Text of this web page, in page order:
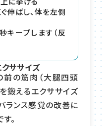
伸ばし、体を左側
キープします（反
ササイズ
前の筋肉（大腿四頭
鍛えるエクササイズ
ランス感覚の改善に
。